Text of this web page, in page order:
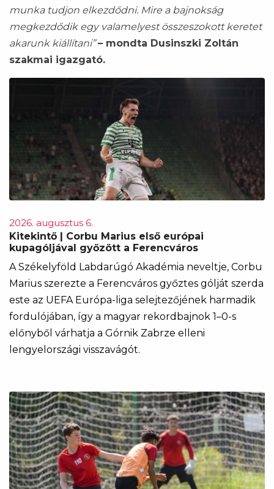
munka tudjon elkezdődni. Mire a bajnokság
megkezdődik egy valamelyest összeszokott keretet
akarunk kiállítani” – mondta Dusinszki Zoltán
szakmai igazgató.
2026. augusztus 6.
Kitekintő | Corbu Marius első európai
kupagóljával győzött a Ferencváros
A Székelyföld Labdarúgó Akadémia neveltje, Corbu
Marius szerezte a Ferencváros győztes gólját szerda
este az UEFA Európa-liga selejtezőjének harmadik
fordulójában, így a magyar rekordbajnok 1–0-s
előnyből várhatja a Górnik Zabrze elleni
lengyelországi visszavágót.